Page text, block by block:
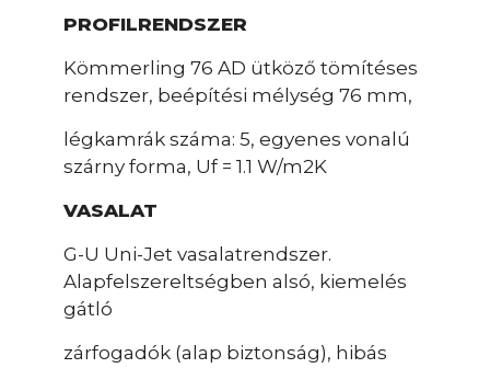
PROFILRENDSZER
Kömmerling 76 AD ütköző tömítéses
rendszer, beépítési mélység 76 mm,
légkamrák száma: 5, egyenes vonalú
szárny forma, Uf = 1.1 W/m2K
VASALAT
G-U Uni-Jet vasalatrendszer.
Alapfelszereltségben alsó, kiemelés
gátló
zárfogadók (alap biztonság), hibás